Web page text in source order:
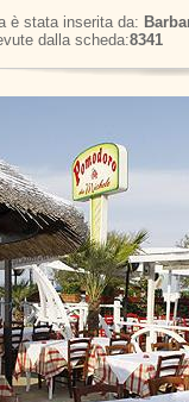
è stata inserita da:
dalla scheda:8341